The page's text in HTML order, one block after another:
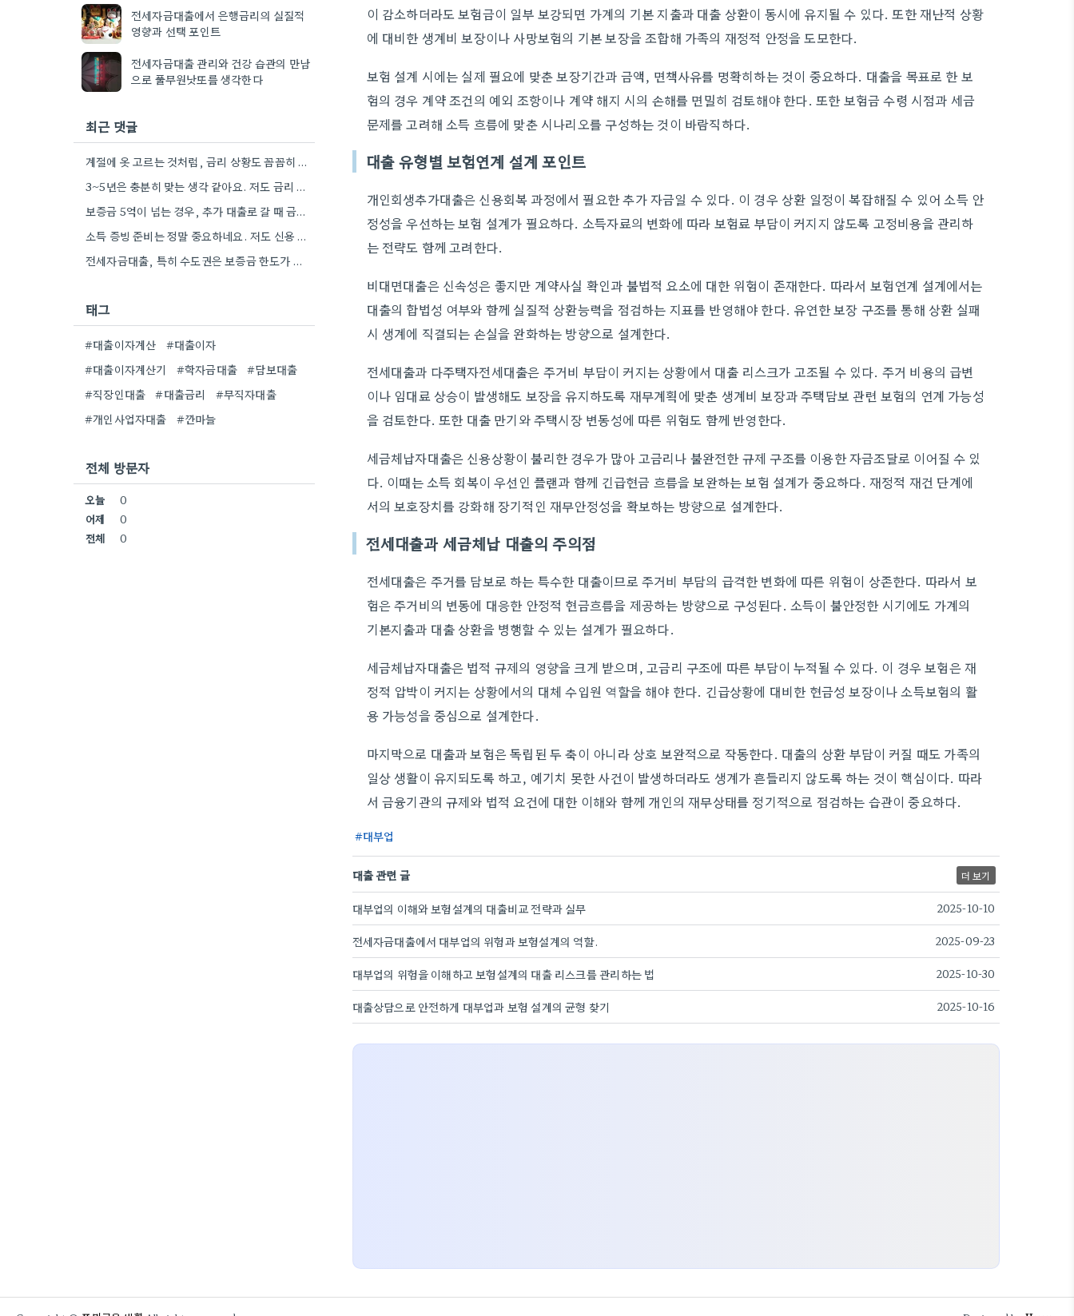
이 감소하더라도 보험금이 일부 보강되면 가계의 기본 지출과 대출 상환이 동시에 유지될 수 있다. 또한 재난적 상황
에 대비한 생계비 보장이나 사망보험의 기본 보장을 조합해 가족의 재정적 안정을 도모한다.
보험 설계 시에는 실제 필요에 맞춘 보장기간과 금액, 면책사유를 명확히하는 것이 중요하다. 대출을 목표로 한 보
험의 경우 계약 조건의 예외 조항이나 계약 해지 시의 손해를 면밀히 검토해야 한다. 또한 보험금 수령 시점과 세금
문제를 고려해 소득 흐름에 맞춘 시나리오를 구성하는 것이 바람직하다.
대출 유형별 보험연계 설계 포인트
개인회생추가대출은 신용회복 과정에서 필요한 추가 자금일 수 있다. 이 경우 상환 일정이 복잡해질 수 있어 소득 안
정성을 우선하는 보험 설계가 필요하다. 소득자료의 변화에 따라 보험료 부담이 커지지 않도록 고정비용을 관리하
는 전략도 함께 고려한다.
비대면대출은 신속성은 좋지만 계약사실 확인과 불법적 요소에 대한 위험이 존재한다. 따라서 보험연계 설계에서는
대출의 합법성 여부와 함께 실질적 상환능력을 점검하는 지표를 반영해야 한다. 유연한 보장 구조를 통해 상환 실패
시 생계에 직결되는 손실을 완화하는 방향으로 설계한다.
전세대출과 다주택자전세대출은 주거비 부담이 커지는 상황에서 대출 리스크가 고조될 수 있다. 주거 비용의 급변
이나 임대료 상승이 발생해도 보장을 유지하도록 재무계획에 맞춘 생계비 보장과 주택담보 관련 보험의 연계 가능성
을 검토한다. 또한 대출 만기와 주택시장 변동성에 따른 위험도 함께 반영한다.
세금체납자대출은 신용상황이 불리한 경우가 많아 고금리나 불완전한 규제 구조를 이용한 자금조달로 이어질 수 있
다. 이때는 소득 회복이 우선인 플랜과 함께 긴급현금 흐름을 보완하는 보험 설계가 중요하다. 재정적 재건 단계에
서의 보호장치를 강화해 장기적인 재무안정성을 확보하는 방향으로 설계한다.
전세대출과 세금체납 대출의 주의점
전세대출은 주거를 담보로 하는 특수한 대출이므로 주거비 부담의 급격한 변화에 따른 위험이 상존한다. 따라서 보
험은 주거비의 변동에 대응한 안정적 현금흐름을 제공하는 방향으로 구성된다. 소득이 불안정한 시기에도 가계의
기본지출과 대출 상환을 병행할 수 있는 설계가 필요하다.
세금체납자대출은 법적 규제의 영향을 크게 받으며, 고금리 구조에 따른 부담이 누적될 수 있다. 이 경우 보험은 재
정적 압박이 커지는 상황에서의 대체 수입원 역할을 해야 한다. 긴급상황에 대비한 현금성 보장이나 소득보험의 활
용 가능성을 중심으로 설계한다.
마지막으로 대출과 보험은 독립된 두 축이 아니라 상호 보완적으로 작동한다. 대출의 상환 부담이 커질 때도 가족의
일상 생활이 유지되도록 하고, 예기치 못한 사건이 발생하더라도 생계가 흔들리지 않도록 하는 것이 핵심이다. 따라
서 금융기관의 규제와 법적 요건에 대한 이해와 함께 개인의 재무상태를 정기적으로 점검하는 습관이 중요하다.
대부업
대출 관련 글 더 보기
대부업의 이해와 보험설계의 대출비교 전략과 실무 2025-10-10
전세자금대출에서 대부업의 위험과 보험설계의 역할. 2025-09-23
대부업의 위험을 이해하고 보험설계의 대출 리스크를 관리하는 법 2025-10-30
대출상담으로 안전하게 대부업과 보험 설계의 균형 찾기 2025-10-16
전세자금대출에서 은행금리의 실질적
영향과 선택 포인트
전세자금대출 관리와 건강 습관의 만남
으로 풀무원낫또를 생각한다
최근 댓글
계절에 옷 고르는 것처럼, 금리 상황도 꼼꼼히 살펴보는 게 중요하네요. 특히 장기적으로 대출을 할 때는…
3~5년은 충분히 맞는 생각 같아요. 저도 금리 변동에 따라 계획을 자주 수정하다 보니, 장기적인 관점에서…
보증금 5억이 넘는 경우, 추가 대출로 갈 때 금리 차이 때문에 고민이 많아지네요.
소득 증빙 준비는 정말 중요하네요. 저도 신용 점수 때문에 한도 때문에 고민했던 경험이 있어서, 미리…
전세자금대출, 특히 수도권은 보증금 한도가 턱없이 부족하다는 점이 인상적이네요. 저도 비슷한 고민을 많이 했었는데, 꼼꼼하게…
태그
#대출이자계산
#대출이자
#대출이자계산기
#학자금대출
#담보대출
#직장인대출
#대출금리
#무직자대출
#개인사업자대출
#깐마늘
전체 방문자
오늘
0
어제
0
전체
0